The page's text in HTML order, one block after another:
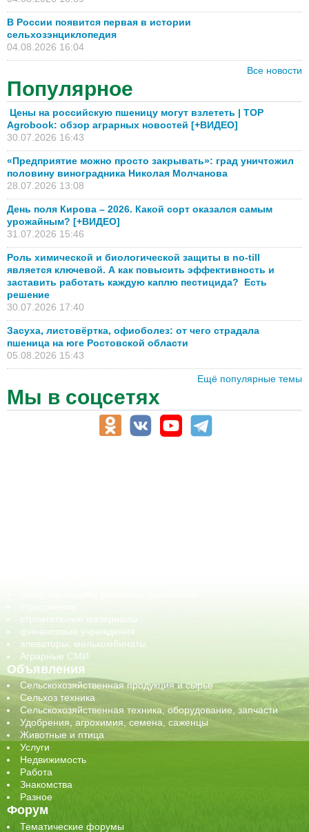
В России появится первая в истории
сельхозэнциклопедия
04.08.2026 16:04
Все новости
Популярное
Цены на российскую пшеницу могут взлететь | TOP
Agrobook: обзор аграрных новостей [+ВИДЕО]
30.07.2026 16:43
«Предприятие можно просто закрывать»: град уничтожил
половину виноградника Николая Молчанова
28.07.2026 13:08
День поля Кирова – 2026. Какой сорт оказался самым
урожайным? [+ВИДЕО]
31.07.2026 15:46
Роль химической и биологической защиты в no-till
является ключевой. А как повысить эффективность и
заставить работать каждую каплю пестицида? Есть
решение
30.07.2026 17:40
Засуха, листовёртка, офиоболез: от чего страдала
пшеница на юге Ростовской области
05.08.2026 15:43
Ещё популярные темы
Мы в соцсетях
строительные материалы
финансовые учреждения
элеваторы, мелькомбинаты
Аграрные СМИ
Объявления
Сельскохозяйственная продукция и сырье
Сельхоз техника
Сельскохозяйственная техника, оборудование, запчасти
Удобрения, агрохимия, семена, саженцы
Животные и птица
Услуги
Недвижимость
Работа
Знакомства
Разное
Форум
Тематические форумы